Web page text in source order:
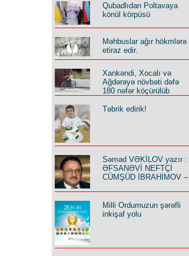
Qubadlıdan Poltavaya
könül körpüsü
Məhbuslar ağır hökmlərə
etiraz edir.
Xankəndi, Xocalı və
Ağdərəyə növbəti dəfə
180 nəfər köçürülüb
Təbrik edirik!
Səməd VƏKİLOV yazır :
ƏFSANƏVİ NEFTÇİ
CÜMŞÜD İBRAHİMOV –
Milli Ordumuzun şərəfli
inkişaf yolu